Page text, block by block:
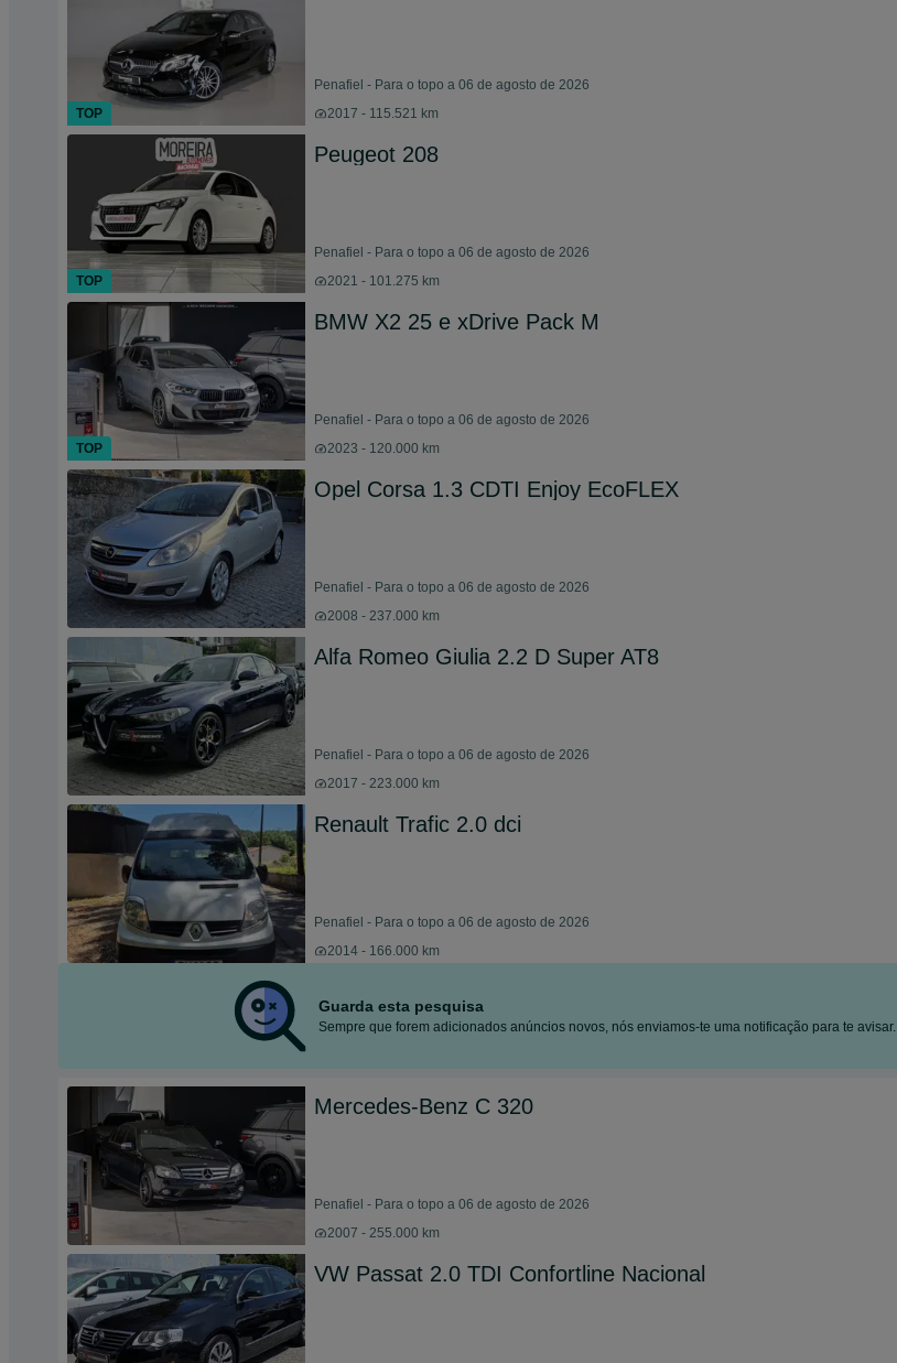
Penafiel - Para o topo a 06 de agosto de 2026
2017 - 115.521 km
Peugeot 208
Penafiel - Para o topo a 06 de agosto de 2026
2021 - 101.275 km
BMW X2 25 e xDrive Pack M
Penafiel - Para o topo a 06 de agosto de 2026
2023 - 120.000 km
Opel Corsa 1.3 CDTI Enjoy EcoFLEX
Penafiel - Para o topo a 06 de agosto de 2026
2008 - 237.000 km
Alfa Romeo Giulia 2.2 D Super AT8
Penafiel - Para o topo a 06 de agosto de 2026
2017 - 223.000 km
Renault Trafic 2.0 dci
Penafiel - Para o topo a 06 de agosto de 2026
2014 - 166.000 km
Guarda esta pesquisa
Sempre que forem adicionados anúncios novos, nós enviamos-te uma notificação para te avisar.
Mercedes-Benz C 320
Penafiel - Para o topo a 06 de agosto de 2026
2007 - 255.000 km
VW Passat 2.0 TDI Confortline Nacional
TOP
TOP
TOP